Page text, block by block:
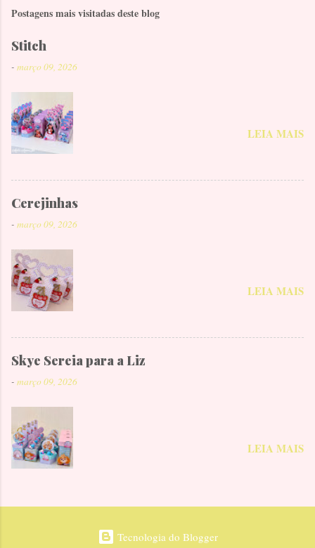
Postagens mais visitadas deste blog
Stitch
- março 09, 2026
LEIA MAIS
Cerejinhas
- março 09, 2026
LEIA MAIS
Skye Sereia para a Liz
- março 09, 2026
LEIA MAIS
Tecnologia do Blogger